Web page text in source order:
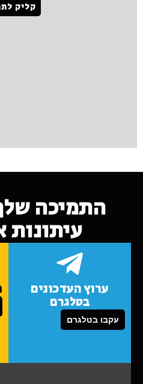
קליק
התמיכה
עיתונות
ערוץ העדכונים
בטלגרם
עקבו בטלגרם